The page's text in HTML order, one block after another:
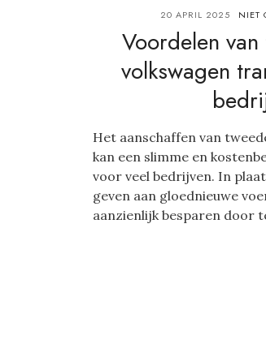
20 APRIL 2025 NIET
Voordelen
volkswagen
Het aanschaffen van
kan een slimme en
voor veel bedrijven. In
geven aan gloednieuwe
aanzienlijk besparen door